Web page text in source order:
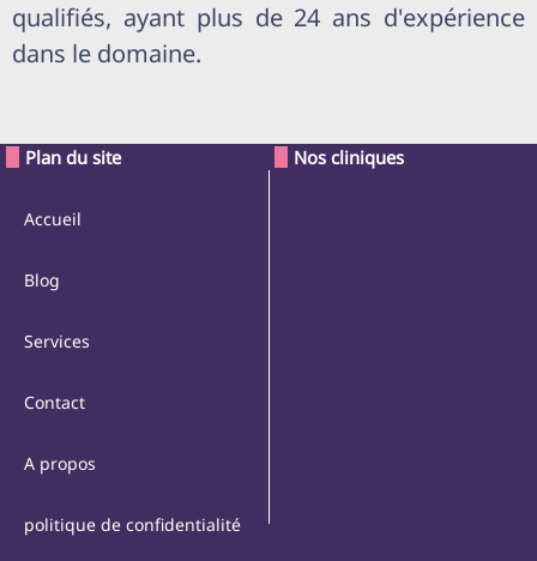
qualifiés, ayant plus de 24 ans d'expérience
dans le domaine.
Plan du site
Accueil
Blog
Services
Contact
A propos
politique de confidentialité
Nos cliniques